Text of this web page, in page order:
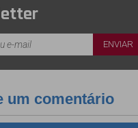
um comentário